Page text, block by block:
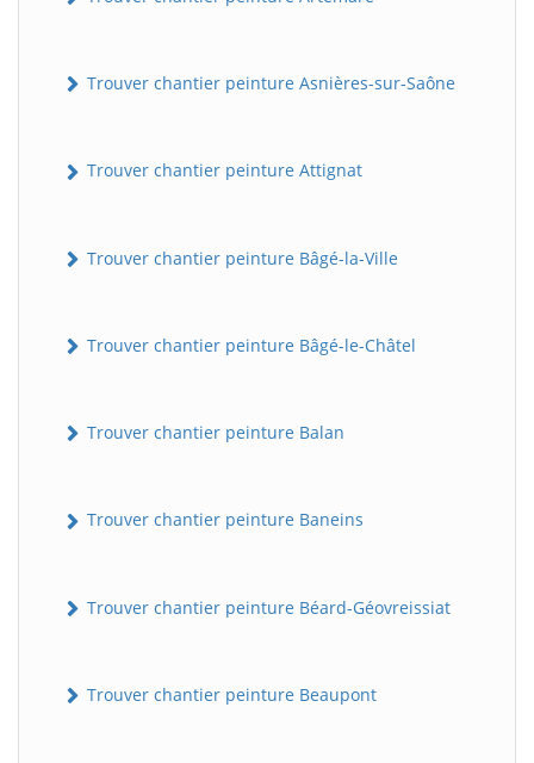
Trouver chantier peinture Asnières-sur-Saône
Trouver chantier peinture Attignat
Trouver chantier peinture Bâgé-la-Ville
Trouver chantier peinture Bâgé-le-Châtel
Trouver chantier peinture Balan
Trouver chantier peinture Baneins
Trouver chantier peinture Béard-Géovreissiat
Trouver chantier peinture Beaupont